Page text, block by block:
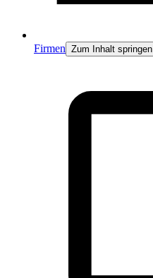
Firmen Zum Inhalt springen